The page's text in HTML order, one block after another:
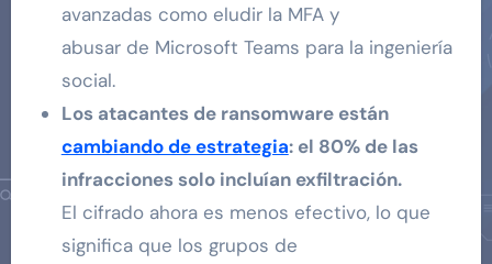
avanzadas como eludir la MFA y
abusar de Microsoft Teams para la ingeniería
social.
Los atacantes de ransomware están
cambiando de estrategia: el 80% de las
infracciones solo incluían exfiltración.
El cifrado ahora es menos efectivo, lo que
significa que los grupos de